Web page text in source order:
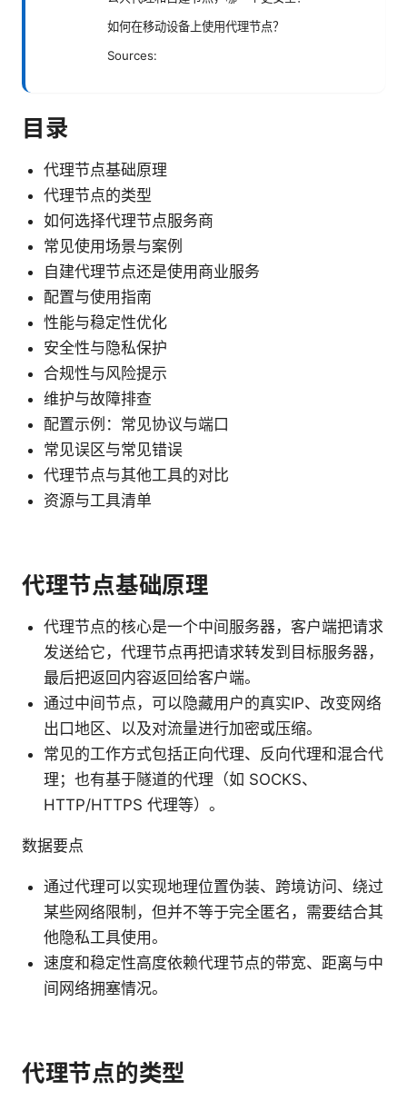
如何在移动设备上使用代理节点？
Sources:
目录
代理节点基础原理
代理节点的类型
如何选择代理节点服务商
常见使用场景与案例
自建代理节点还是使用商业服务
配置与使用指南
性能与稳定性优化
安全性与隐私保护
合规性与风险提示
维护与故障排查
配置示例：常见协议与端口
常见误区与常见错误
代理节点与其他工具的对比
资源与工具清单
代理节点基础原理
代理节点的核心是一个中间服务器，客户端把请求
发送给它，代理节点再把请求转发到目标服务器，
最后把返回内容返回给客户端。
通过中间节点，可以隐藏用户的真实IP、改变网络
出口地区、以及对流量进行加密或压缩。
常见的工作方式包括正向代理、反向代理和混合代
理；也有基于隧道的代理（如 SOCKS、
HTTP/HTTPS 代理等）。
数据要点
通过代理可以实现地理位置伪装、跨境访问、绕过
某些网络限制，但并不等于完全匿名，需要结合其
他隐私工具使用。
速度和稳定性高度依赖代理节点的带宽、距离与中
间网络拥塞情况。
代理节点的类型